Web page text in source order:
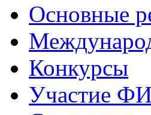
Основные
Конкурсы
Участие